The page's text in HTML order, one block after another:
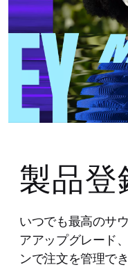
製品登
いつでも最高のサ
アアップグレード
ンで注文を管理でき